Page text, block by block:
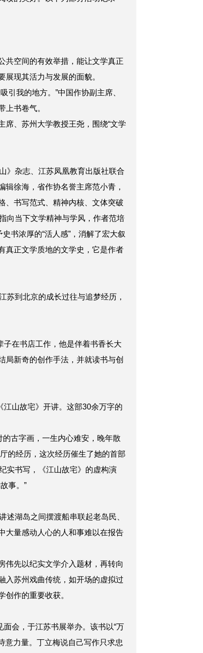
共空间的有效举措，能让文学真正
现其活力与发展的面貌。
引我的地方。”中国作协副主席、
书卷气。
席、 苏州大学教授王尧 ， 围绕“文学
》杂志、江苏凤凰教育出版社联合
徐海，省作协名誉主席范小青，
、书写范式、精神内核、文体突破
向当下文学精神与学风，作者范培
书浓厚的“活人感”，消解了宏大叙
真正文学质地的文学史，它是作者
苏到北京的成长过往与追梦经历，
子在书店工作，他是伴着书香长大
局新奇的创作手法，并就读书与创
山故宅》开讲。这部30余万字的
古字画，一生内心难安，晚年散
的经历，这次经历催生了她的首部
实书写，《江山故宅》的虚构演
事。”
湖岛之间摆渡船串联起老岛民、
大量感动人心的人和事难以在报告
伟先以纪实文学介入题材，再转向
入苏州戏曲传统，如开场的虚拟过
作的重要收获。
会，于江苏书展举办。该书以“万
意力量。丁立梅说自己写作只求忠